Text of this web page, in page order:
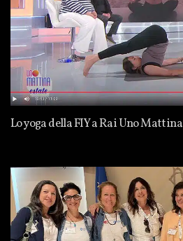
Lo yoga della FIY a Rai Uno Mattina